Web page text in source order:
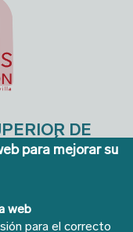
DE
41012. Teléfonos:
para mejorar su
web
para el correcto